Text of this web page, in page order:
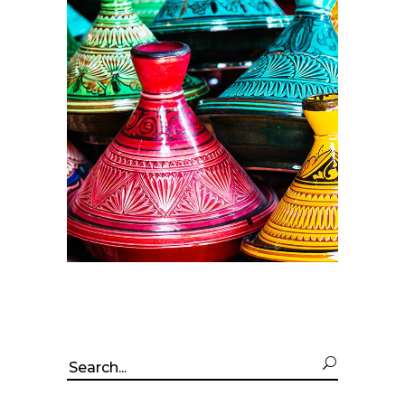
Search